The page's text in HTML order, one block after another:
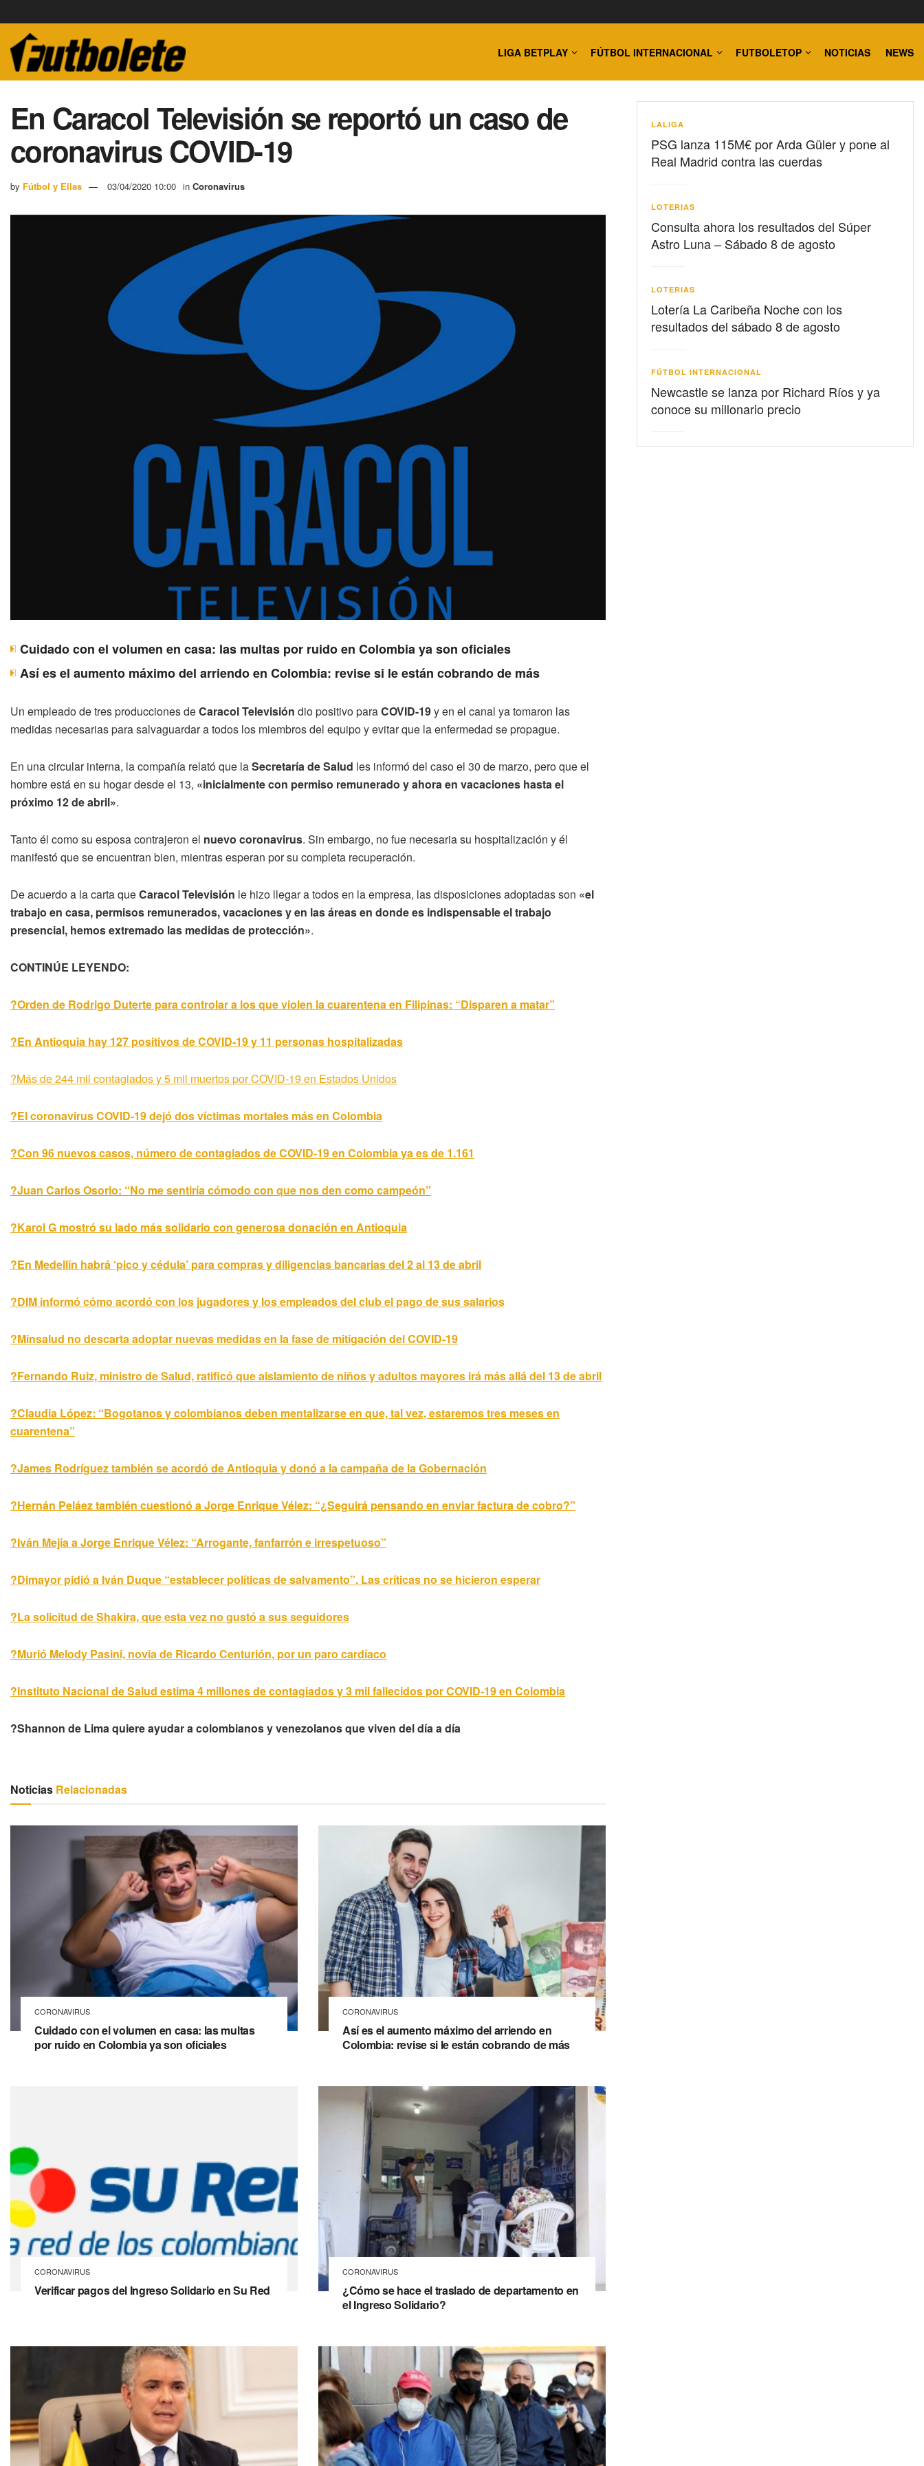
LIGA BETPLAY FÚTBOL INTERNACIONAL FUTBOLETOP NOTICIAS NEWS
En Caracol Televisión se reportó un caso de
coronavirus COVID-19
by Fútbol y Ellas 03/04/2020 10:00 in Coronavirus
Cuidado con el volumen en casa: las multas por ruido en Colombia ya son oficiales
Así es el aumento máximo del arriendo en Colombia: revise si le están cobrando de más
Un empleado de tres producciones deCaracol Televisión dio positivo paraCOVID-19y en el canal ya tomaron las
medidas necesarias para salvaguardar a todos los miembros del equipo y evitar que la enfermedad se propague.
En una circular interna, la compañía relató que laSecretaría de Salud les informó del caso el 30 de marzo, pero que el
hombre está en su hogar desde el 13, «inicialmente con permiso remunerado y ahora en vacaciones hasta el
próximo 12 de abril».
Tanto él como su esposa contrajeron el nuevo coronavirus. Sin embargo, no fue necesaria su hospitalización y él
manifestó que se encuentran bien, mientras esperan por su completa recuperación.
De acuerdo a la carta queCaracol Televisión le hizo llegar a todos en la empresa, las disposiciones adoptadas son «el
trabajo en casa, permisos remunerados, vacaciones y en las áreas en donde es indispensable el trabajo
presencial, hemos extremado las medidas de protección».
CONTINÚE LEYENDO:
?Orden de Rodrigo Duterte para controlar a los que violen la cuarentena en Filipinas: “Disparen a matar”
?En Antioquia hay 127 positivos de COVID-19 y 11 personas hospitalizadas
?Más de 244 mil contagiados y 5 mil muertos por COVID-19 en Estados Unidos
?El coronavirus COVID-19 dejó dos víctimas mortales más en Colombia
?Con 96 nuevos casos, número de contagiados de COVID-19 en Colombia ya es de 1.161
?Juan Carlos Osorio: “No me sentiría cómodo con que nos den como campeón”
?Karol G mostró su lado más solidario con generosa donación en Antioquia
?En Medellín habrá ‘pico y cédula’ para compras y diligencias bancarias del 2 al 13 de abril
?DIM informó cómo acordó con los jugadores y los empleados del club el pago de sus salarios
?Minsalud no descarta adoptar nuevas medidas en la fase de mitigación del COVID-19
?Fernando Ruiz, ministro de Salud, ratificó que aislamiento de niños y adultos mayores irá más allá del 13 de abril
?Claudia López: “Bogotanos y colombianos deben mentalizarse en que, tal vez, estaremos tres meses en
cuarentena”
?James Rodríguez también se acordó de Antioquia y donó a la campaña de la Gobernación
?Hernán Peláez también cuestionó a Jorge Enrique Vélez: “¿Seguirá pensando en enviar factura de cobro?”
?Iván Mejía a Jorge Enrique Vélez: “Arrogante, fanfarrón e irrespetuoso”
?Dimayor pidió a Iván Duque “establecer políticas de salvamento”. Las críticas no se hicieron esperar
?La solicitud de Shakira, que esta vez no gustó a sus seguidores
?Murió Melody Pasini, novia de Ricardo Centurión, por un paro cardíaco
?Instituto Nacional de Salud estima 4 millones de contagiados y 3 mil fallecidos por COVID-19 en Colombia
?Shannon de Lima quiere ayudar a colombianos y venezolanos que viven del día a día
Noticias Relacionadas
CORONAVIRUS
Cuidado con el volumen en casa: las multas
por ruido en Colombia ya son oficiales
CORONAVIRUS
Así es el aumento máximo del arriendo en
Colombia: revise si le están cobrando de más
CORONAVIRUS
Verificar pagos del Ingreso Solidario en Su Red
CORONAVIRUS
¿Cómo se hace el traslado de departamento en
el Ingreso Solidario?
LALIGA
PSG lanza 115M€ por Arda Güler y pone al
Real Madrid contra las cuerdas
LOTERIAS
Consulta ahora los resultados del Súper
Astro Luna – Sábado 8 de agosto
LOTERIAS
Lotería La Caribeña Noche con los
resultados del sábado 8 de agosto
FÚTBOL INTERNACIONAL
Newcastle se lanza por Richard Ríos y ya
conoce su millonario precio